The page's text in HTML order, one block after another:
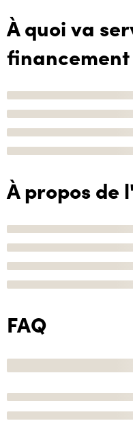
À quoi va
financement
À propos de
FAQ